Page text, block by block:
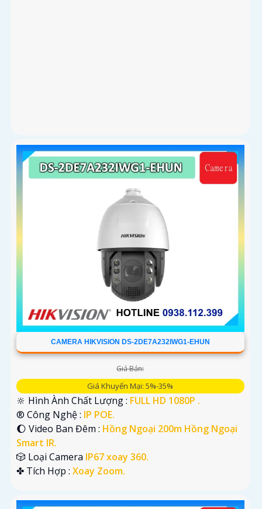
CAMERA HIKVISION DS-2DE7A232IWG1-EHUN
Giá Bán:
Giá Khuyến Mại: 5%-35%
🔆 Hình Ành Chất Lượng : FULL HD 1080P .
®️ Công Nghệ : IP POE.
🌔 Video Ban Đêm : Hồng Ngoại 200m Hồng Ngoại
Smart IR.
🎲 Loại Camera IP67 xoay 360.
️✤ Tích Hợp : Xoay Zoom.